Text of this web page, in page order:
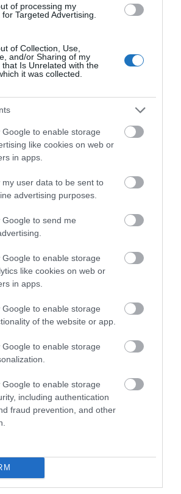
of processing my
Targeted Advertising.
of Collection, Use,
and/or Sharing of my
that Is Unrelated with the
it was collected.
Google to enable storage
like cookies on web or
in apps.
my user data to be sent to
advertising purposes.
to send me
Google to enable storage
like cookies on web or
in apps.
Google to enable storage
of the website or app.
Google to enable storage
Google to enable storage
including authentication
fraud prevention, and other
a tengert nézi, szerelemtől
TÉGED IS VÁR!
KÖRBE TÉMÁK SZERINT!
AUSZTRIA BELFÖLDI TURIZMUS
GYÓGYFÜRDŐ HORVÁTORSZÁG
KORONAVÍRUS KÍNA LÉGIKÖZLEKEDÉS
REPÜLŐ REPÜLŐJÁRAT
STATISZTIKA